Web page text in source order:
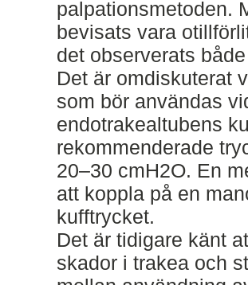
palpationsmetoden.
bevisats vara
det observerats
Det är omdiskuterat
som bör användas
endotrakealtubens
rekommenderade
20–30 cmH2O. En
att koppla på en
kufftrycket.
Det är tidigare känt
skador i trakea och